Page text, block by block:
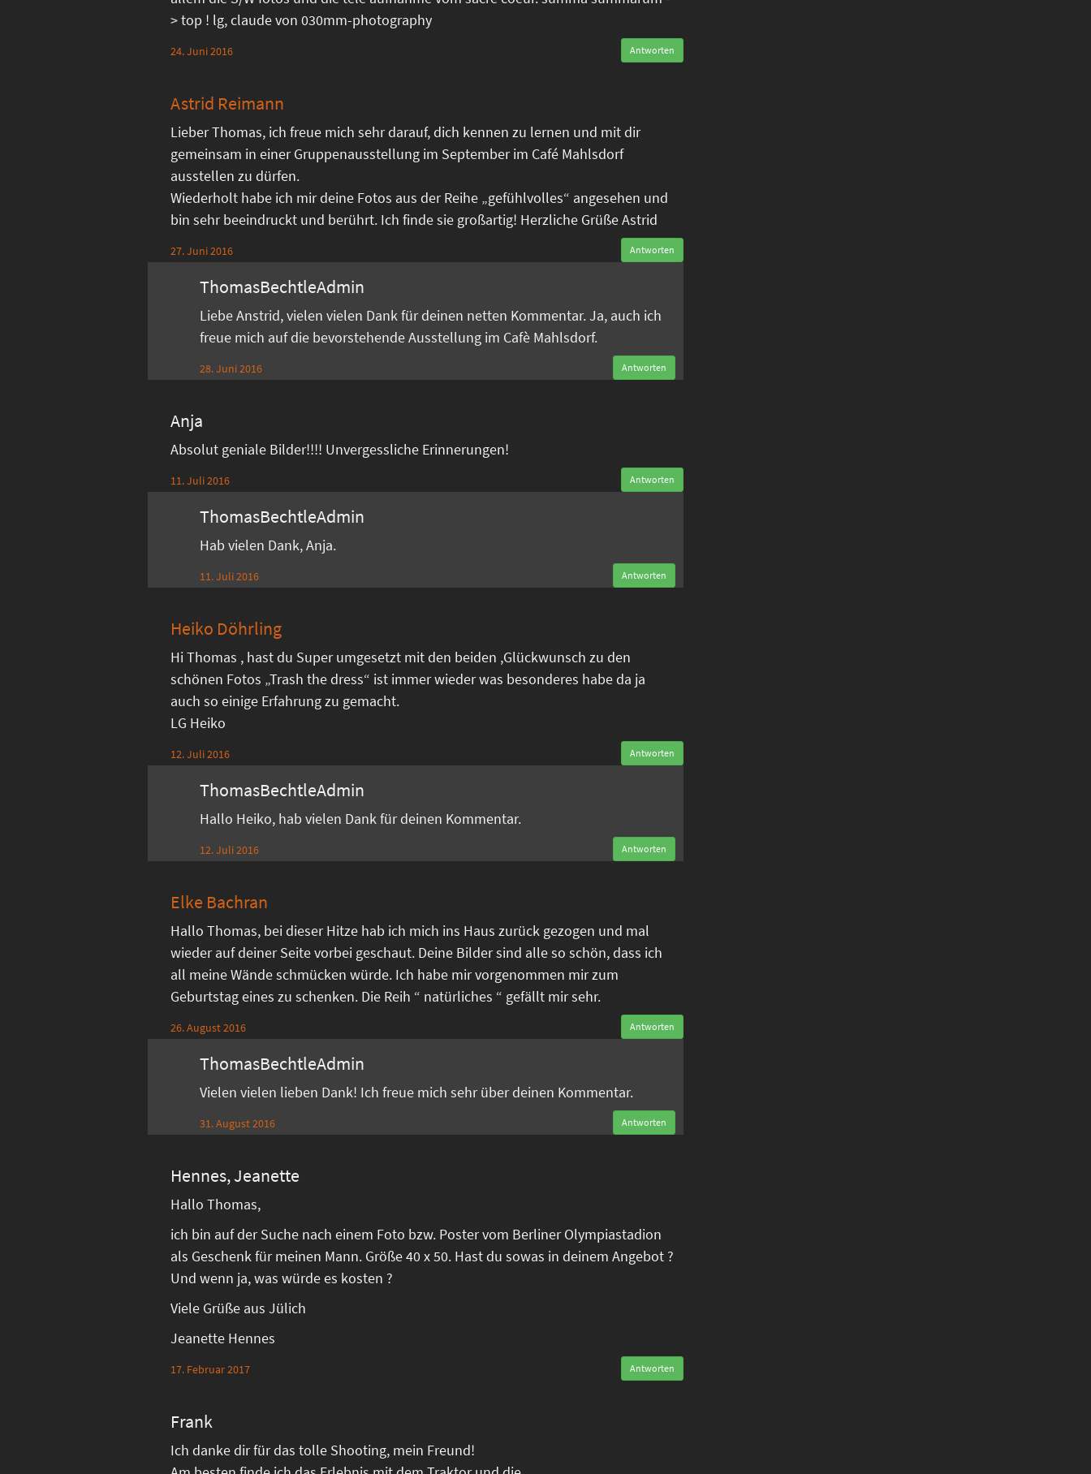
> top ! lg, claude von 030mm-photography
24. Juni 2016 Antworten
Astrid Reimann
Lieber Thomas, ich freue mich sehr darauf, dich kennen zu lernen und mit dir
gemeinsam in einer Gruppenausstellung im September im Café Mahlsdorf
ausstellen zu dürfen.
Wiederholt habe ich mir deine Fotos aus der Reihe „gefühlvolles“ angesehen und
bin sehr beeindruckt und berührt. Ich finde sie großartig! Herzliche Grüße Astrid
27. Juni 2016 Antworten
ThomasBechtleAdmin
Liebe Anstrid, vielen vielen Dank für deinen netten Kommentar. Ja, auch ich
freue mich auf die bevorstehende Ausstellung im Cafè Mahlsdorf.
28. Juni 2016 Antworten
Anja
Absolut geniale Bilder!!!! Unvergessliche Erinnerungen!
11. Juli 2016 Antworten
ThomasBechtleAdmin
Hab vielen Dank, Anja.
11. Juli 2016 Antworten
Heiko Döhrling
Hi Thomas , hast du Super umgesetzt mit den beiden ,Glückwunsch zu den
schönen Fotos „Trash the dress“ ist immer wieder was besonderes habe da ja
auch so einige Erfahrung zu gemacht.
LG Heiko
12. Juli 2016 Antworten
ThomasBechtleAdmin
Hallo Heiko, hab vielen Dank für deinen Kommentar.
12. Juli 2016 Antworten
Elke Bachran
Hallo Thomas, bei dieser Hitze hab ich mich ins Haus zurück gezogen und mal
wieder auf deiner Seite vorbei geschaut. Deine Bilder sind alle so schön, dass ich
all meine Wände schmücken würde. Ich habe mir vorgenommen mir zum
Geburtstag eines zu schenken. Die Reih “ natürliches “ gefällt mir sehr.
26. August 2016 Antworten
ThomasBechtleAdmin
Vielen vielen lieben Dank! Ich freue mich sehr über deinen Kommentar.
31. August 2016 Antworten
Hennes, Jeanette
Hallo Thomas,
ich bin auf der Suche nach einem Foto bzw. Poster vom Berliner Olympiastadion
als Geschenk für meinen Mann. Größe 40 x 50. Hast du sowas in deinem Angebot ?
Und wenn ja, was würde es kosten ?
Viele Grüße aus Jülich
Jeanette Hennes
17. Februar 2017 Antworten
Frank
Ich danke dir für das tolle Shooting, mein Freund!